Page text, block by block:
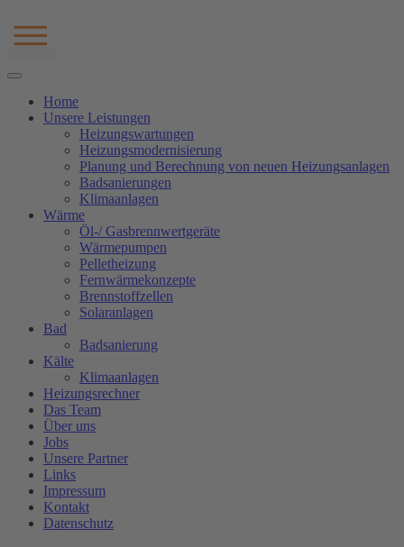
Home
Unsere Leistungen
Heizungswartungen
Heizungsmodernisierung
Planung und Berechnung von neuen Heizungsanlagen
Badsanierungen
Klimaanlagen
Wärme
Öl-/ Gasbrennwertgeräte
Wärmepumpen
Pelletheizung
Fernwärmekonzepte
Brennstoffzellen
Solaranlagen
Bad
Badsanierung
Kälte
Klimaanlagen
Heizungsrechner
Das Team
Über uns
Jobs
Unsere Partner
Links
Impressum
Kontakt
Datenschutz